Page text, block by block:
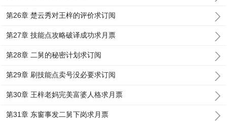
第26章 楚云秀对王梓的评价求订阅
第27章 技能点攻略破译成功求月票
第28章 二舅的秘密计划求订阅
第29章 刷技能点卖号没必要求订阅
第30章 王梓老妈完美富婆人格求月票
第31章 东窗事发二舅下岗求月票